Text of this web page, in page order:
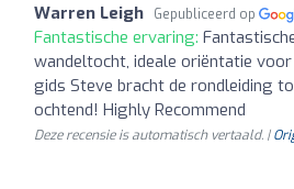
Warren Leigh Gepubliceerd op
Fantastische ervaring:
wandeltocht, ideale oriëntatie voor
gids Steve bracht de rondleiding
ochtend! Highly Recommend
Deze recensie is automatisch vertaald. |